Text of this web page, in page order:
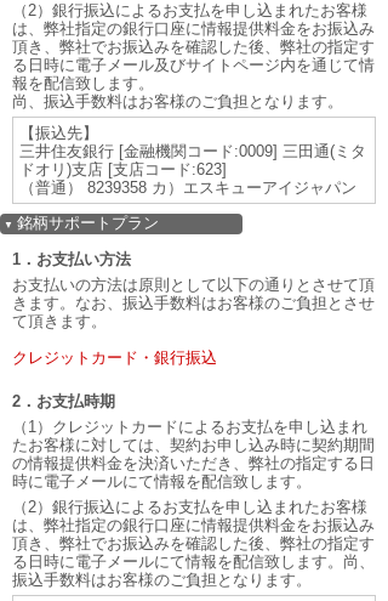
（2）銀行振込によるお支払を申し込まれたお客様
は、弊社指定の銀行口座に情報提供料金をお振込み
頂き、弊社でお振込みを確認した後、弊社の指定す
る日時に電子メール及びサイトページ内を通じて情
報を配信致します。
尚、振込手数料はお客様のご負担となります。
【振込先】
三井住友銀行 [金融機関コード:0009] 三田通(ミタ
ドオリ)支店 [支店コード:623]
（普通） 8239358 カ）エスキューアイジャパン
▼ 銘柄サポートプラン
1．お支払い方法
お支払いの方法は原則として以下の通りとさせて頂
きます。なお、振込手数料はお客様のご負担とさせ
て頂きます。
クレジットカード・銀行振込
2．お支払時期
（1）クレジットカードによるお支払を申し込まれ
たお客様に対しては、契約お申し込み時に契約期間
の情報提供料金を決済いただき、弊社の指定する日
時に電子メールにて情報を配信致します。
（2）銀行振込によるお支払を申し込まれたお客様
は、弊社指定の銀行口座に情報提供料金をお振込み
頂き、弊社でお振込みを確認した後、弊社の指定す
る日時に電子メールにて情報を配信致します。尚、
振込手数料はお客様のご負担となります。